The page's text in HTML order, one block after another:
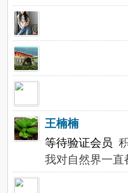
王楠楠
等待验证会员
我对自然界一直